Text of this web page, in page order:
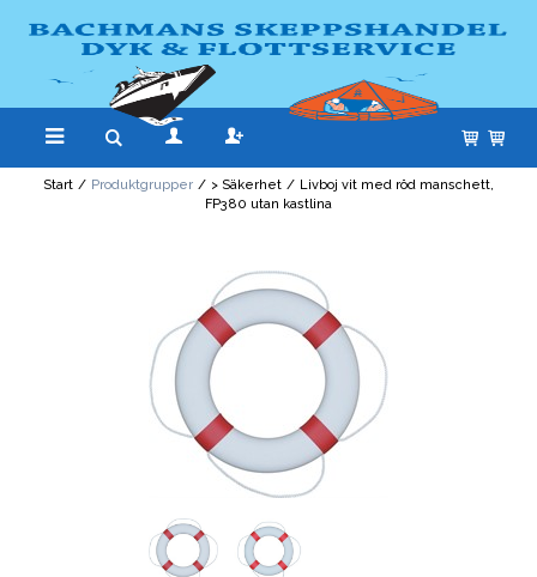
Start / Produktgrupper / > Säkerhet / Livboj vit med röd manschett,
FP380 utan kastlina